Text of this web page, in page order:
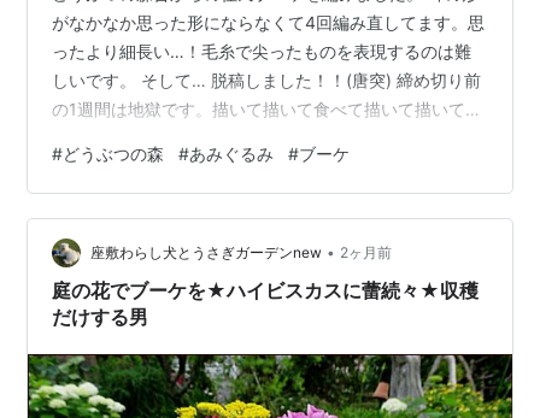
がなかなか思った形にならなくて4回編み直してます。思
ったより細長い…！毛糸で尖ったものを表現するのは難
しいです。 そして… 脱稿しました！！(唐突) 締め切り前
の1週間は地獄です。描いて描いて食べて描いて描いて仮
ている状態になります。編み物できなくて辛かった。原
稿作業が止まるのが怖くて食事中も入眠時も焦りと不安
があります。無事入眠しても締切への恐怖が強すぎて２
時間で目覚めます。 もう漫画家やって10年以上経つのに
この地獄期間は変わらない。焦ったって寝たり食べたり
しなきゃならないのだから割り切れ…
#どうぶつの森 #あみぐるみ #ブーケ
座敷わらし犬とうさぎガーデンnew • 2ヶ月前
庭の花でブーケを★ハイビスカスに蕾続々★収穫
だけする男